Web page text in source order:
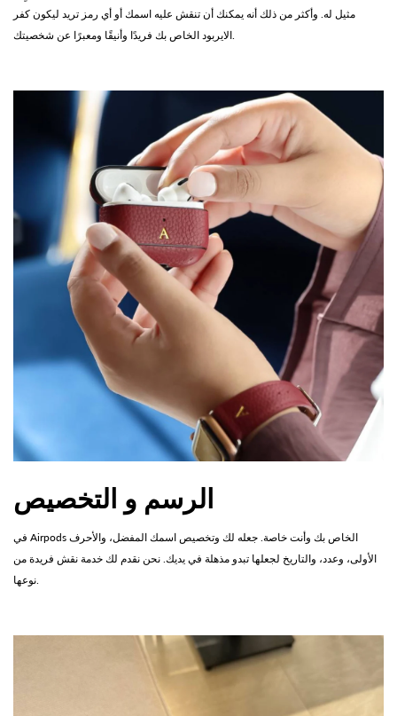
مثيل له. وأكثر من ذلك أنه يمكنك أن تنقش عليه اسمك أو أي رمز تريد ليكون كفر
الرسم و التخصيص
في Airpods الخاص بك وأنت خاصة. جعله لك وتخصيص اسمك المفضل، والأحرف
الأولى، وعدد، والتاريخ لجعلها تبدو مذهلة في يديك. نحن نقدم لك خدمة نقش فريدة من